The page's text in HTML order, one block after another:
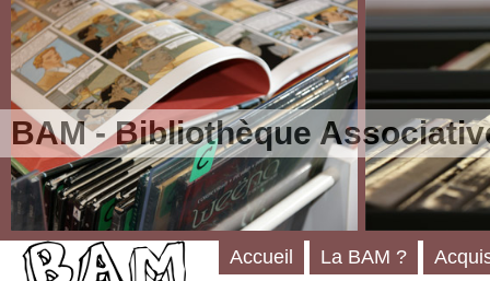
BAM - Bibliothèque
Accueil La BAM ?